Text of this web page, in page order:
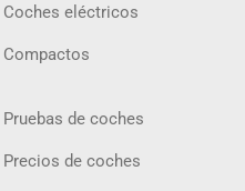
Coches eléctricos
Compactos
Pruebas de coches
Precios de coches